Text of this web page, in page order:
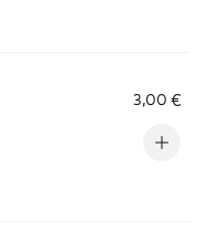
3,00 €